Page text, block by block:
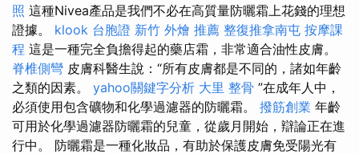
照 這種Nivea產品是我們不必在高質量防曬霜上花錢的理想
證據。 klook 台胞證 新竹 外燴 推薦 整復推拿南屯 按摩課
程 這是一種完全負擔得起的藥店霜，非常適合油性皮膚。
脊椎側彎 皮膚科醫生說：“所有皮膚都是不同的，諸如年齡
之類的因素。 yahoo關鍵字分析 大里 整骨 ”在成年人中，
必須使用包含礦物和化學過濾器的防曬霜。 撥筋創業 年齡
可用於化學過濾器防曬霜的兒童，從歲月開始，辯論正在進
行中。 防曬霜是一種化妝品，有助於保護皮膚免受陽光有